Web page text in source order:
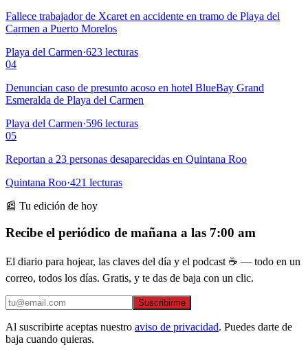
Fallece trabajador de Xcaret en accidente en tramo de Playa del
Carmen a Puerto Morelos
Playa del Carmen·623 lecturas
04
Denuncian caso de presunto acoso en hotel BlueBay Grand
Esmeralda de Playa del Carmen
Playa del Carmen·596 lecturas
05
Reportan a 23 personas desaparecidas en Quintana Roo
Quintana Roo·421 lecturas
📰 Tu edición de hoy
Recibe el periódico de mañana a las 7:00 am
El diario para hojear, las claves del día y el podcast ☕ — todo en un
correo, todos los días. Gratis, y te das de baja con un clic.
Suscribirme
Al suscribirte aceptas nuestro aviso de privacidad. Puedes darte de
baja cuando quieras.